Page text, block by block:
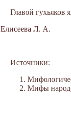
Главой гухьяков
Елисеева Л. А.
Источники:
Мифы